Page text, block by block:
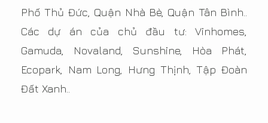
Phố Thủ Đức, Quận Nhà Bè, Quận Tân Bình..
Các dự án của chủ đầu tư: Vinhomes,
Gamuda, Novaland, Sunshine, Hòa Phát,
Ecopark, Nam Long, Hưng Thịnh, Tập Đoàn
Đất Xanh..